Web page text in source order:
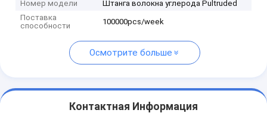
Номер модели
Штанга волокна углерода Pultruded
Поставка
способности
100000pcs/week
Осмотрите больше
Контактная Информация